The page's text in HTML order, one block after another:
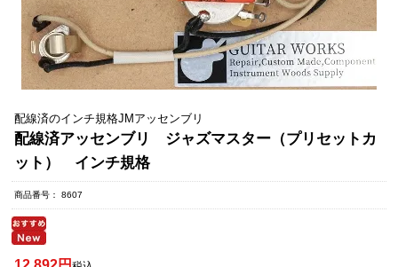
配線済のインチ規格JMアッセンブリ
配線済アッセンブリ ジャズマスター（プリセットカ
ット） インチ規格
商品番号 8607